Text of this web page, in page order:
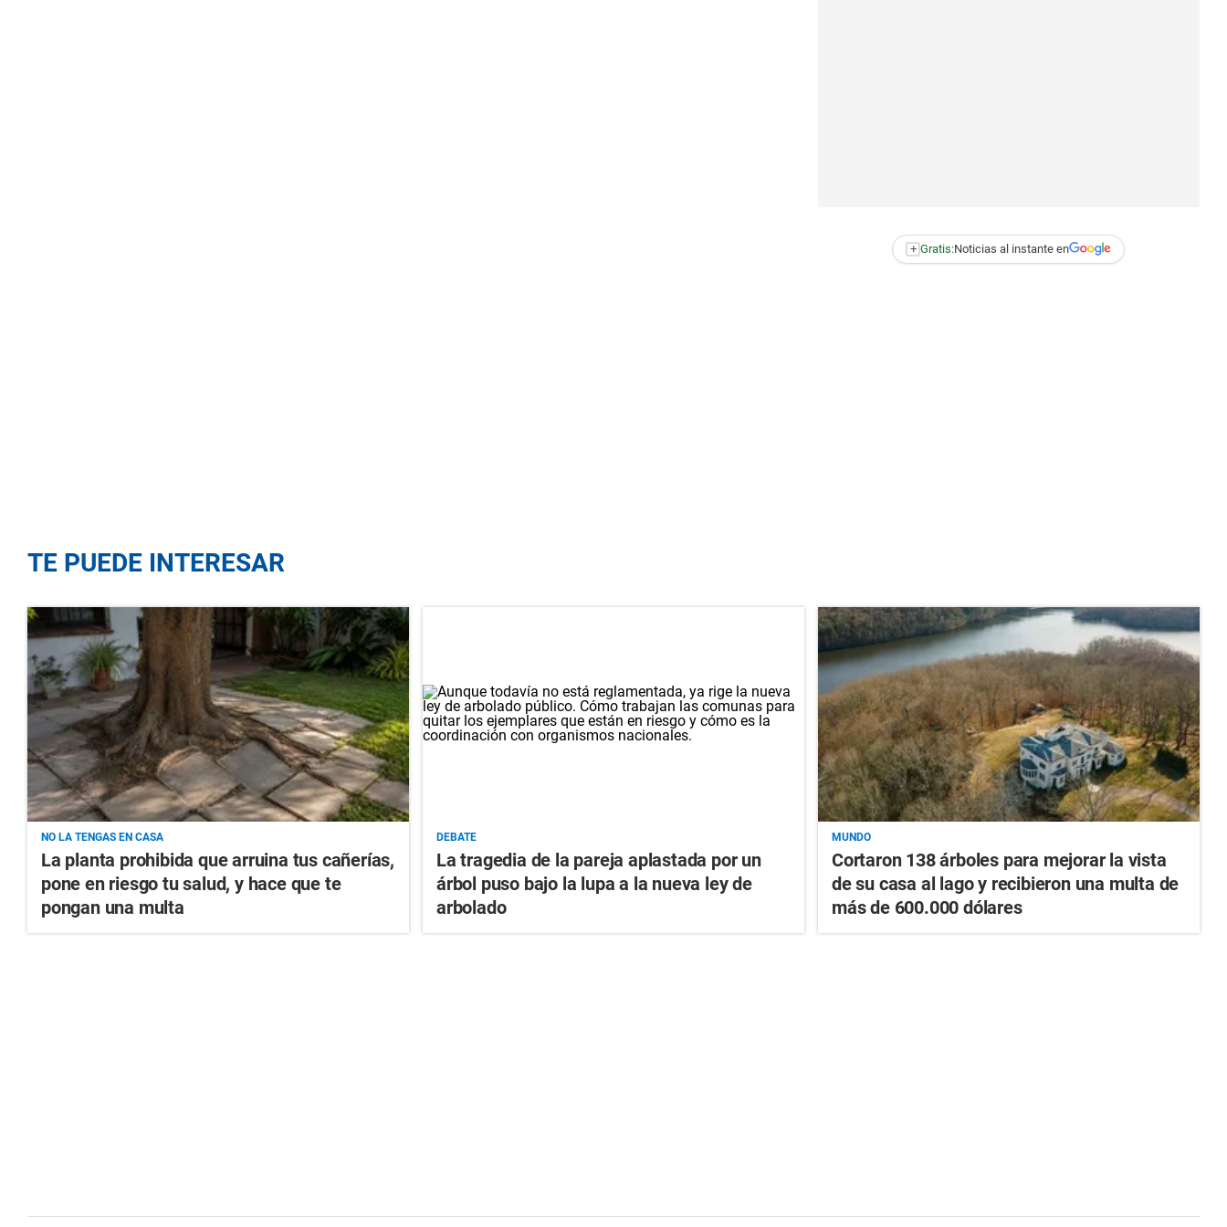
+ Gratis:Noticias al instante en
TE PUEDE INTERESAR
NO LA TENGAS EN CASA
La planta prohibida que arruina tus cañerías,
pone en riesgo tu salud, y hace que te
pongan una multa
DEBATE
La tragedia de la pareja aplastada por un
árbol puso bajo la lupa a la nueva ley de
arbolado
MUNDO
Cortaron 138 árboles para mejorar la vista
de su casa al lago y recibieron una multa de
más de 600.000 dólares